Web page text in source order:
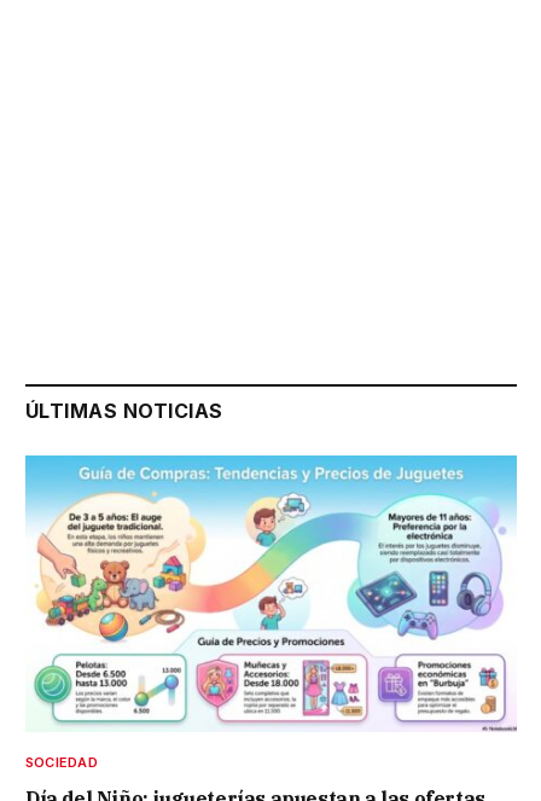
ÚLTIMAS NOTICIAS
SOCIEDAD